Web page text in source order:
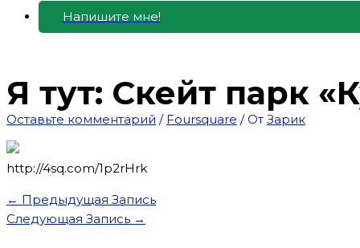
меню
Напишите мне!
Я тут: Скейт парк
Оставьте комментарий / Foursquare / От Зарик
http://4sq.com/1p2rHrk
← Предыдущая Запись
Следующая Запись →